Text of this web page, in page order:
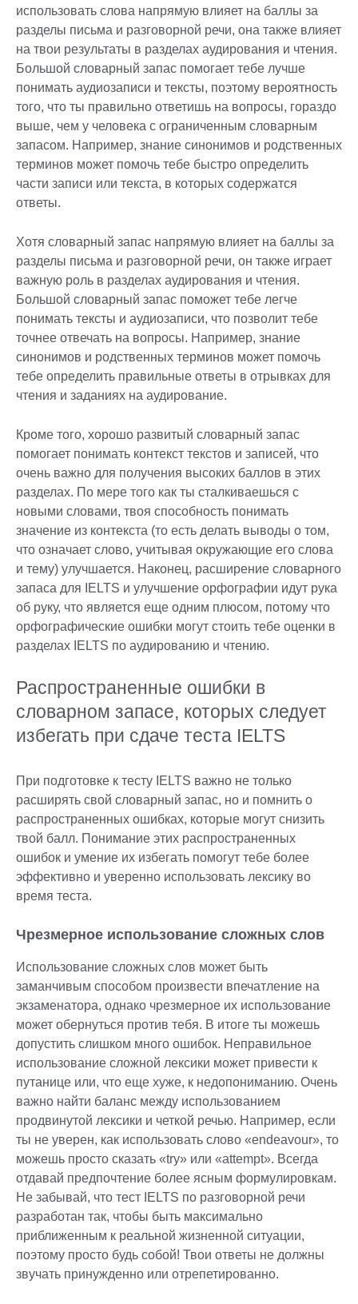
использовать слова напрямую влияет на баллы за
разделы письма и разговорной речи, она также влияет
на твои результаты в разделах аудирования и чтения.
Большой словарный запас помогает тебе лучше
понимать аудиозаписи и тексты, поэтому вероятность
того, что ты правильно ответишь на вопросы, гораздо
выше, чем у человека с ограниченным словарным
запасом. Например, знание синонимов и родственных
терминов может помочь тебе быстро определить
части записи или текста, в которых содержатся
ответы.
Хотя словарный запас напрямую влияет на баллы за
разделы письма и разговорной речи, он также играет
важную роль в разделах аудирования и чтения.
Большой словарный запас поможет тебе легче
понимать тексты и аудиозаписи, что позволит тебе
точнее отвечать на вопросы. Например, знание
синонимов и родственных терминов может помочь
тебе определить правильные ответы в отрывках для
чтения и заданиях на аудирование.
Кроме того, хорошо развитый словарный запас
помогает понимать контекст текстов и записей, что
очень важно для получения высоких баллов в этих
разделах. По мере того как ты сталкиваешься с
новыми словами, твоя способность понимать
значение из контекста (то есть делать выводы о том,
что означает слово, учитывая окружающие его слова
и тему) улучшается. Наконец, расширение словарного
запаса для IELTS и улучшение орфографии идут рука
об руку, что является еще одним плюсом, потому что
орфографические ошибки могут стоить тебе оценки в
разделах IELTS по аудированию и чтению.
Распространенные ошибки в
словарном запасе, которых следует
избегать при сдаче теста IELTS
При подготовке к тесту IELTS важно не только
расширять свой словарный запас, но и помнить о
распространенных ошибках, которые могут снизить
твой балл. Понимание этих распространенных
ошибок и умение их избегать помогут тебе более
эффективно и уверенно использовать лексику во
время теста.
Чрезмерное использование сложных слов
Использование сложных слов может быть
заманчивым способом произвести впечатление на
экзаменатора, однако чрезмерное их использование
может обернуться против тебя. В итоге ты можешь
допустить слишком много ошибок. Неправильное
использование сложной лексики может привести к
путанице или, что еще хуже, к недопониманию. Очень
важно найти баланс между использованием
продвинутой лексики и четкой речью. Например, если
ты не уверен, как использовать слово «endeavour», то
можешь просто сказать «try» или «attempt». Всегда
отдавай предпочтение более ясным формулировкам.
Не забывай, что тест IELTS по разговорной речи
разработан так, чтобы быть максимально
приближенным к реальной жизненной ситуации,
поэтому просто будь собой! Твои ответы не должны
звучать принужденно или отрепетированно.